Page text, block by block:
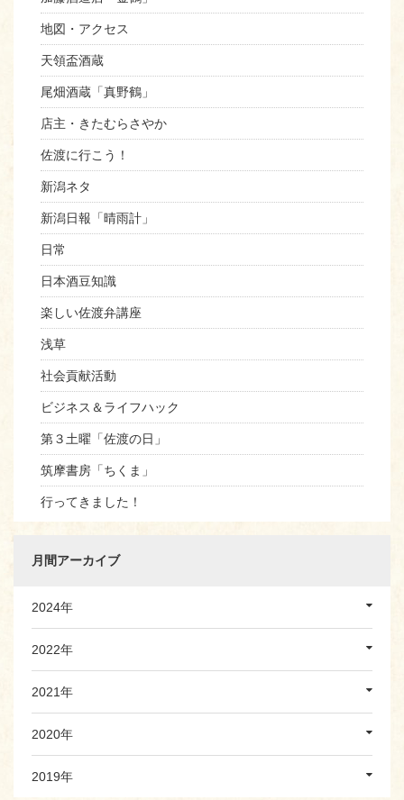
地図・アクセス
天領盃酒蔵
尾畑酒蔵「真野鶴」
店主・きたむらさやか
佐渡に行こう！
新潟ネタ
新潟日報「晴雨計」
日常
日本酒豆知識
楽しい佐渡弁講座
浅草
社会貢献活動
ビジネス＆ライフハック
第３土曜「佐渡の日」
筑摩書房「ちくま」
行ってきました！
月間アーカイブ
2024年
2022年
2021年
2020年
2019年